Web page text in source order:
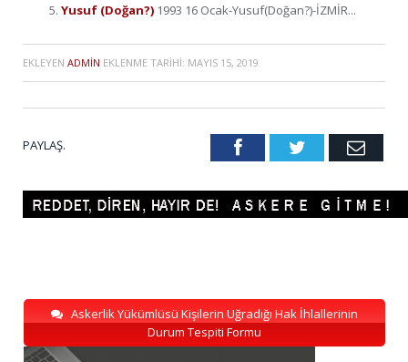
Yusuf (Doğan?) 1993 16 Ocak-Yusuf(Doğan?)-İZMİR...
EKLEYEN ADMIN EKLENME TARIHI: MAYIS 15, 2019
PAYLAŞ. FacebookTwitter Email
Askerlik Yükümlüsü Kişilerin Uğradığı Hak İhlallerinin
Durum Tespiti Formu